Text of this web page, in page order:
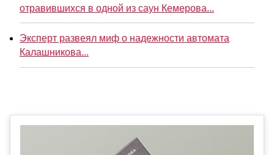
отравившихся в одной из саун Кемерова...
Эксперт развеял миф о надежности автомата
Калашникова...